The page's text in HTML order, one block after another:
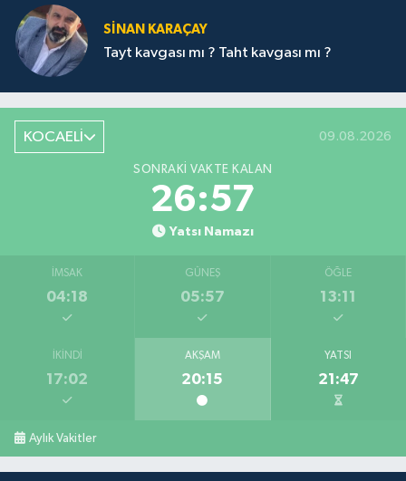
SİNAN KARAÇAY
Tayt kavgası mı ? Taht kavgası mı ?
KOCAELİ 09.08.2026
SONRAKI VAKTE KALAN
26:57
Yatsı Namazı
İMSAK
04:18
GÜNEŞ
05:57
ÖĞLE
13:11
İKINDI
17:02
AKŞAM
20:15
YATSI
21:47
Aylık Vakitler